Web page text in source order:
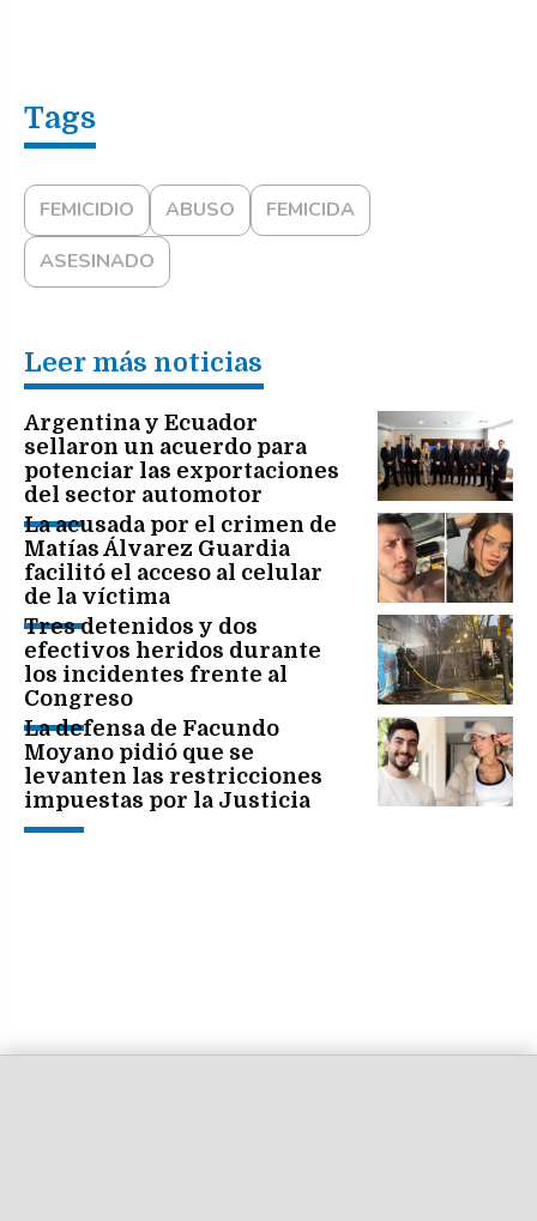
FEMICIDIO ABUSO
FEMICIDA
ASESINADO
Leer más noticias
Argentina y Ecuador
sellaron un acuerdo para
potenciar las exportaciones
del sector automotor
La acusada por el crimen de
Matías Álvarez Guardia
facilitó el acceso al celular
de la víctima
Tres detenidos y dos
efectivos heridos durante
los incidentes frente al
Congreso
La defensa de Facundo
Moyano pidió que se
levanten las restricciones
impuestas por la Justicia